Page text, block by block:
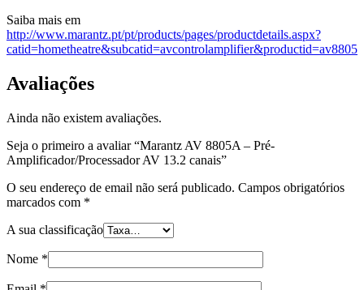
Saiba mais em
http://www.marantz.pt/pt/products/pages/productdetails.aspx?
catid=hometheatre&subcatid=avcontrolamplifier&productid=av8805
Avaliações
Ainda não existem avaliações.
Seja o primeiro a avaliar “Marantz AV 8805A – Pré-
Amplificador/Processador AV 13.2 canais”
O seu endereço de email não será publicado. Campos obrigatórios
marcados com *
A sua classificação
Nome *